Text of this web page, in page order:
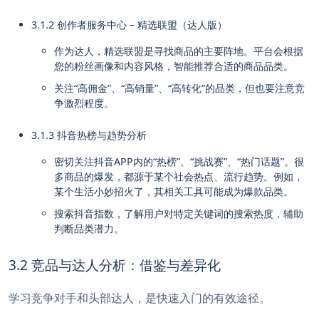
3.1.2 创作者服务中心 – 精选联盟（达人版）
作为达人，精选联盟是寻找商品的主要阵地。平台会根据
您的粉丝画像和内容风格，智能推荐合适的商品品类。
关注“高佣金”、“高销量”、“高转化”的品类，但也要注意竞
争激烈程度。
3.1.3 抖音热榜与趋势分析
密切关注抖音APP内的“热榜”、“挑战赛”、“热门话题”。很
多商品的爆发，都源于某个社会热点、流行趋势。例如，
某个生活小妙招火了，其相关工具可能成为爆款品类。
搜索抖音指数，了解用户对特定关键词的搜索热度，辅助
判断品类潜力。
3.2 竞品与达人分析：借鉴与差异化
学习竞争对手和头部达人，是快速入门的有效途径。